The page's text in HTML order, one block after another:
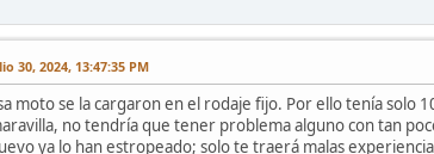
30, 2024, 13:47:35 PM
moto se la cargaron en el rodaje fijo. Por ello tenía solo
no tendría que tener problema alguno con tan
ya lo han estropeado; solo te traerá malas